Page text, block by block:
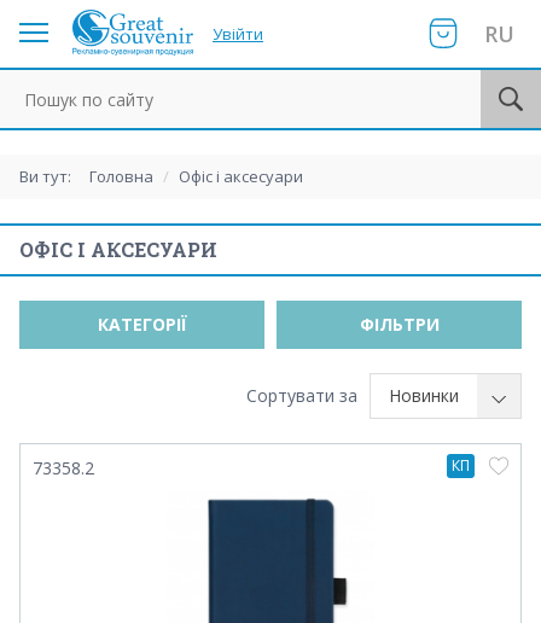
Увійти RU
Ви тут: Головна / Офіс і аксесуари
ОФІС І АКСЕСУАРИ
КАТЕГОРІЇ ФІЛЬТРИ
Сортувати за Новинки
73358.2 КП